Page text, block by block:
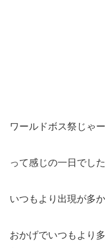
ワールドボス祭じゃー
って感じの一日でし
いつもより出現が多
おかげでいつもより